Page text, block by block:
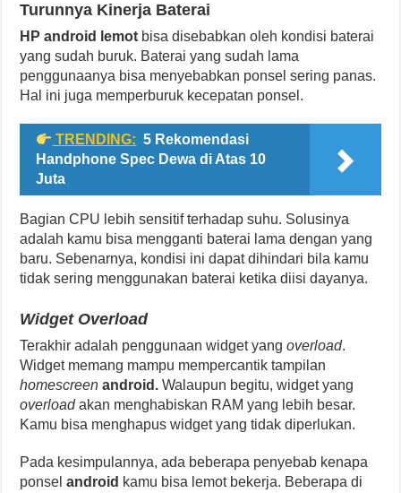
Turunnya Kinerja Baterai
HP android lemot bisa disebabkan oleh kondisi baterai
yang sudah buruk. Baterai yang sudah lama
penggunaanya bisa menyebabkan ponsel sering panas.
Hal ini juga memperburuk kecepatan ponsel.
TRENDING: 5 Rekomendasi
Handphone Spec Dewa di Atas 10
Juta
Bagian CPU lebih sensitif terhadap suhu. Solusinya
adalah kamu bisa mengganti baterai lama dengan yang
baru. Sebenarnya, kondisi ini dapat dihindari bila kamu
tidak sering menggunakan baterai ketika diisi dayanya.
Widget Overload
Terakhir adalah penggunaan widget yangoverload.
Widget memang mampu mempercantik tampilan
homescreenandroid.Walaupun begitu, widget yang
overloadakan menghabiskan RAM yang lebih besar.
Kamu bisa menghapus widget yang tidak diperlukan.
Pada kesimpulannya, ada beberapa penyebab kenapa
ponselandroid kamu bisa lemot bekerja. Beberapa di